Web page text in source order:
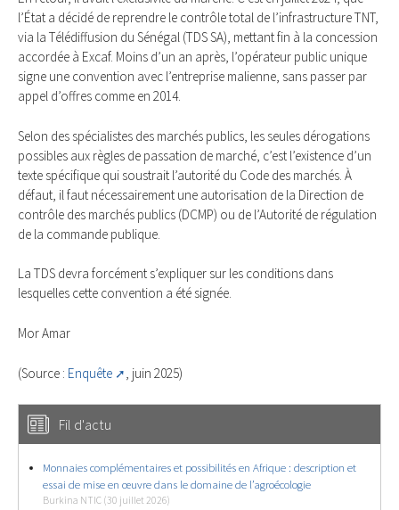
l’État a décidé de reprendre le contrôle total de l’infrastructure TNT,
via la Télédiffusion du Sénégal (TDS SA), mettant fin à la concession
accordée à Excaf. Moins d’un an après, l’opérateur public unique
signe une convention avec l’entreprise malienne, sans passer par
appel d’offres comme en 2014.
Selon des spécialistes des marchés publics, les seules dérogations
possibles aux règles de passation de marché, c’est l’existence d’un
texte spécifique qui soustrait l’autorité du Code des marchés. À
défaut, il faut nécessairement une autorisation de la Direction de
contrôle des marchés publics (DCMP) ou de l’Autorité de régulation
de la commande publique.
La TDS devra forcément s’expliquer sur les conditions dans
lesquelles cette convention a été signée.
Mor Amar
(Source : Enquête , juin 2025)
Fil d'actu
Monnaies complémentaires et possibilités en Afrique : description et
essai de mise en œuvre dans le domaine de l’agroécologie
Burkina NTIC (30 juillet 2026)